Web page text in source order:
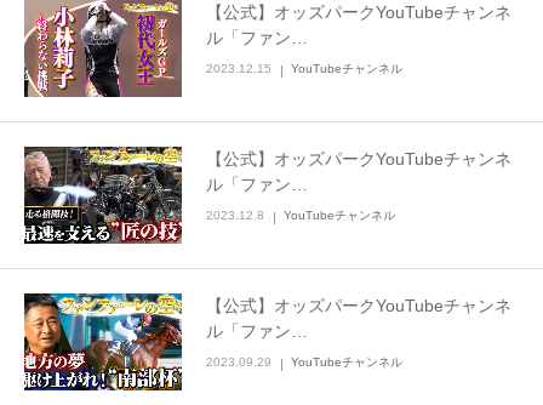
【公式】オッズパークYouTubeチャンネ
ル「ファン…
2023.12.15 YouTubeチャンネル
【公式】オッズパークYouTubeチャンネ
ル「ファン…
2023.12.8 YouTubeチャンネル
【公式】オッズパークYouTubeチャンネ
ル「ファン…
2023.09.29 YouTubeチャンネル